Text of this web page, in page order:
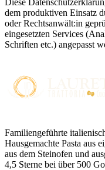
dem produktiven Einsatz
oder Rechtsanwält:in
eingesetzten Services
Schriften etc.) angepasst
Familiengeführte
Hausgemachte Pasta aus
aus dem Steinofen und
4,5 Sterne bei über 500